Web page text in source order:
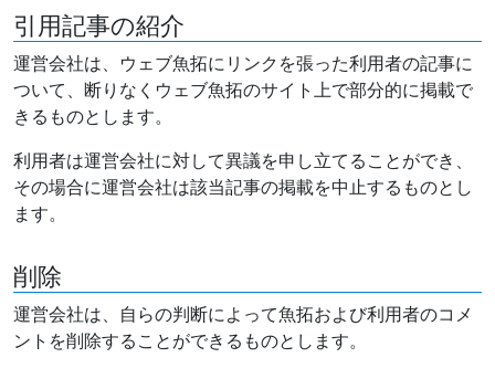
引用記事の紹介
運営会社は、ウェブ魚拓にリンクを張った利用者の記事に
ついて、断りなくウェブ魚拓のサイト上で部分的に掲載で
きるものとします。
利用者は運営会社に対して異議を申し立てることができ、
その場合に運営会社は該当記事の掲載を中止するものとし
ます。
削除
運営会社は、自らの判断によって魚拓および利用者のコメ
ントを削除することができるものとします。